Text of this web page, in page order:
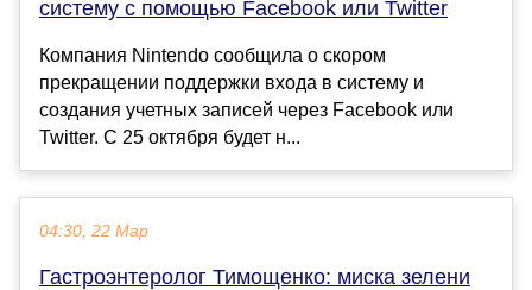
систему с помощью Facebook или Twitter
Компания Nintendo сообщила о скором
прекращении поддержки входа в систему и
создания учетных записей через Facebook или
Twitter. С 25 октября будет н...
04:30, 22 Мар
Гастроэнтеролог Тимощенко: миска зелени